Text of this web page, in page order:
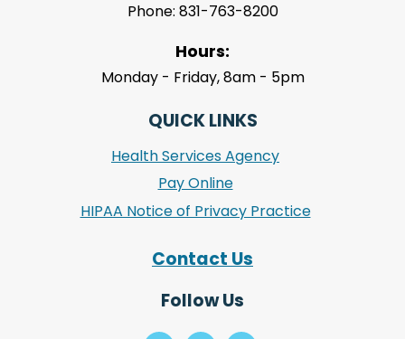
Phone: 831-763-8200
Hours:
Monday - Friday, 8am - 5pm
QUICK LINKS
Health Services Agency
Pay Online
HIPAA Notice of Privacy Practice
Contact Us
Follow Us